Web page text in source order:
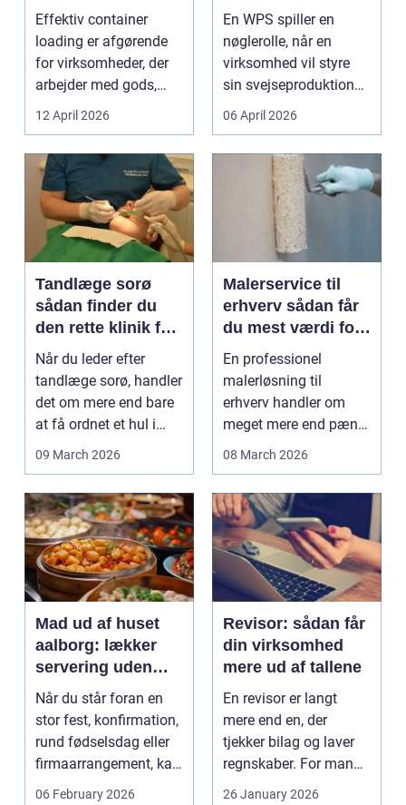
Effektiv container
loading er afgørende
for virksomheder, der
arbejder med gods,
skrot eller ...
12 April 2026
virksomheder
kvalitet og
sporbarhed
En WPS spiller en
nøglerolle, når en
virksomhed vil styre
sin svejseproduktion
sikkert, ensartet og ...
06 April 2026
Tandlæge sorø
sådan finder du
den rette klinik for
dig
Når du leder efter
tandlæge sorø, handler
det om mere end bare
at få ordnet et hul i
tanden. For man...
09 March 2026
Malerservice til
erhverv sådan får
du mest værdi for
pengene
En professionel
malerløsning til
erhverv handler om
meget mere end pæne
vægge. Malerarbejde
08 March 2026
Mad ud af huset
aalborg: lækker
servering uden
stress
Når du står foran en
stor fest, konfirmation,
rund fødselsdag eller
firmaarrangement, kan
planlægnin...
06 February 2026
Revisor: sådan får
din virksomhed
mere ud af tallene
En revisor er langt
mere end en, der
tjekker bilag og laver
regnskaber. For mange
mindre og mellemst...
26 January 2026